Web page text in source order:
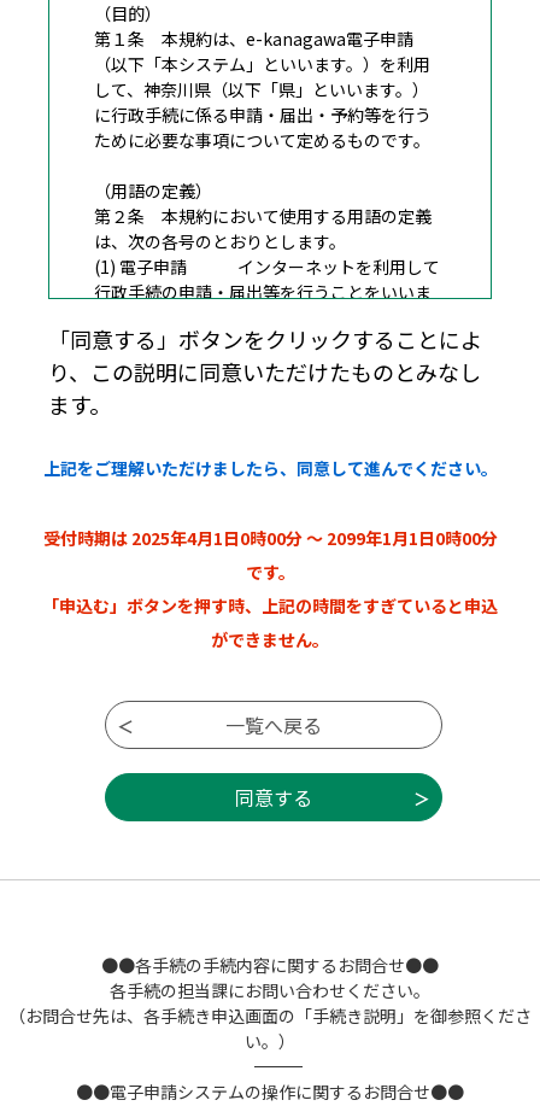
（目的）
第１条 本規約は、e-kanagawa電子申請
（以下「本システム」といいます。）を利用
して、神奈川県（以下「県」といいます。）
に行政手続に係る申請・届出・予約等を行う
ために必要な事項について定めるものです。
（用語の定義）
第２条 本規約において使用する用語の定義
は、次の各号のとおりとします。
(1) 電子申請 インターネットを利用して
行政手続の申請・届出等を行うことをいいま
(2) 申請データ 本システムを利用して電子
申請した申請内容（添付書類を含む。）をい
(3) 利用者 本システムを利用する個
(4) 利用者ＩＤ 利用者が本システムを利用
(5) 整理番号 利用者の電子申請が本シス
テムに到達した際に発行される番号をいいま
す。
(6) 予約番号 利用者が本システムで面談
等の予約を行った際に発行される番号をいい
(7) パスワード 利用者ＩＤ、整理番号及び
予約番号を使用する際のセキュリティ確保を
目的として、利用者が管理する暗証符号をい
います。
(8) ＧビズＩＤ デジタル庁が提供する法
人・個人事業主向けの共通認証システムをい
(9) ＧビズＩＤアカウント ＧビズＩＤサービ
(10) 電子納付 スマホ決済、インターネッ
トバンキング及びクレジットカード等を利用
して手数料等を納付することをいいます。
(11) 納付番号 電子納付が必要な電子申請
「同意する」ボタンをクリックすることによ
り、この説明に同意いただけたものとみなし
ます。
上記をご理解いただけましたら、同意して進んでください。
受付時期は 2025年4月1日0時00分 ～ 2099年1月1日0時00分
です。
「申込む」ボタンを押す時、上記の時間をすぎていると申込
ができません。
●●各手続の手続内容に関するお問合せ●●
各手続の担当課にお問い合わせください。
（お問合せ先は、各手続き申込画面の「手続き説明」を御参照くださ
い。）
――――――――――――――――――――――――――――――――――――――――――――――――――
●●電子申請システムの操作に関するお問合せ●●